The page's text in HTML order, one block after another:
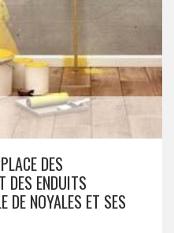
DES
DES ENDUITS
DE NOYALES ET SES